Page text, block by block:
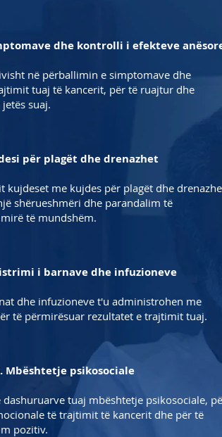
dhe kontrolli i efekteve
në përballimin e simptomave dhe
tuaj të kancerit, për të ruajtur dhe
suaj.
për plagët dhe drenazhet
kujdeset me kujdes për plagët dhe
shërueshmëri dhe parandalim të
të mundshëm.
i barnave dhe infuzioneve
dhe infuzioneve t'u administrohen me
të përmirësuar rezultatet e trajtimit tuaj.
Mbështetje psikosociale
tuaj mbështetje psikosociale,
të trajtimit të kancerit dhe për të
pozitiv.